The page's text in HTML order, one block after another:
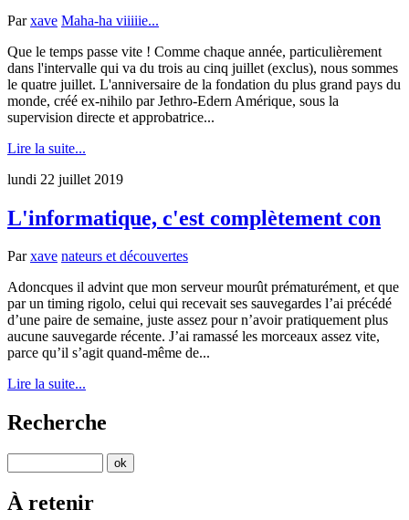
Parxave Maha-ha viiiiie...
Que le temps passe vite ! Comme chaque année, particulièrement
dans l'intervalle qui va du trois au cinq juillet (exclus), nous sommes
le quatre juillet. L'anniversaire de la fondation du plus grand pays du
monde, créé ex-nihilo par Jethro-Edern Amérique, sous la
supervision directe et approbatrice...
Lire la suite...
lundi 22 juillet 2019
L'informatique, c'est complètement con
Parxave nateurs et découvertes
Adoncques il advint que mon serveur mourût prématurément, et que
par un timing rigolo, celui qui recevait ses sauvegardes l’ai précédé
d’une paire de semaine, juste assez pour n’avoir pratiquement plus
aucune sauvegarde récente. J’ai ramassé les morceaux assez vite,
parce qu’il s’agit quand-même de...
Lire la suite...
Recherche
À retenir